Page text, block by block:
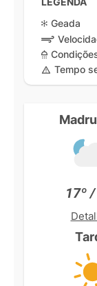
Geada
Tempo
17º